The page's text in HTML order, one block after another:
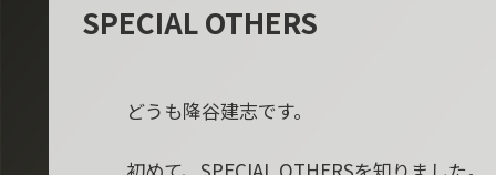
SPECIAL OTHERS
どうも降谷建志です。